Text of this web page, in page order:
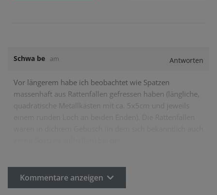
Schwa be am Antworten
Vor längerem habe ich beobachtet wie Spatzen
massenhaft aus Rattenfallen gefressen haben (längliche,
quadratische Metallkästen mit ca. 5x5cm und jeweils
Kommentare anzeigen